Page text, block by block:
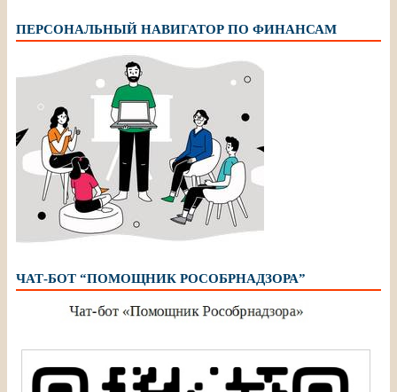
ПЕРСОНАЛЬНЫЙ НАВИГАТОР ПО ФИНАНСАМ
ЧАТ-БОТ “ПОМОЩНИК РОСОБРНАДЗОРА”